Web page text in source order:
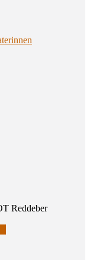
Reddeber